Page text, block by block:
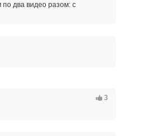
два видео разом: с
3